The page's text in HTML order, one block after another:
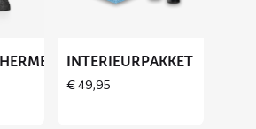
INTERIEURPAKKET
€49,95